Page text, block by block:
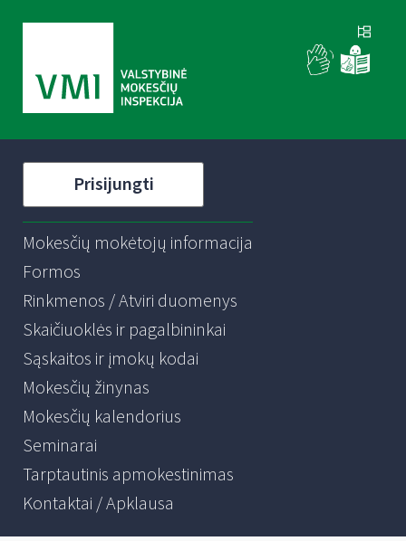
Prisijungti
Mokesčių mokėtojų informacija
Formos
Rinkmenos / Atviri duomenys
Skaičiuoklės ir pagalbininkai
Sąskaitos ir įmokų kodai
Mokesčių žinynas
Mokesčių kalendorius
Seminarai
Tarptautinis apmokestinimas
Kontaktai / Apklausa